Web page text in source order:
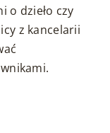
o dzieło czy
z kancelarii